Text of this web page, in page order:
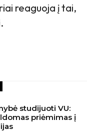
reaguoja į tai,
studijuoti VU:
priėmimas į